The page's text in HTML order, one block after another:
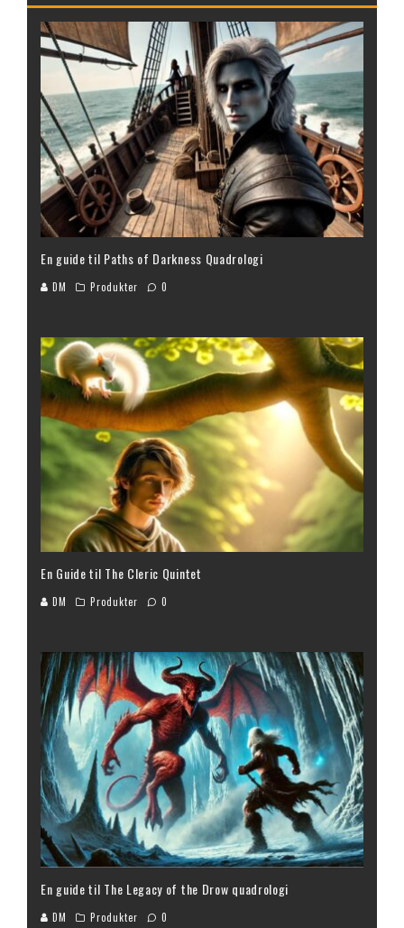
En guide til Paths of Darkness Quadrologi
DM Produkter 0
En Guide til The Cleric Quintet
DM Produkter 0
En guide til The Legacy of the Drow quadrologi
DM Produkter 0